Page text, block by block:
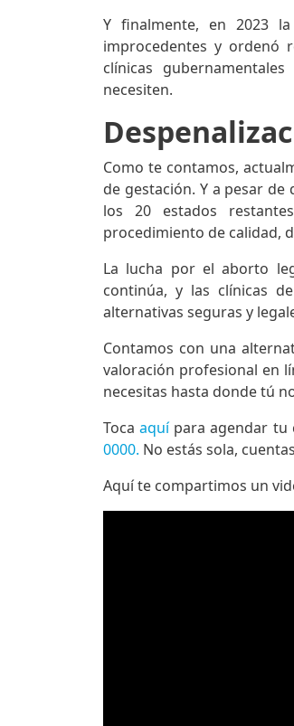
Y finalmente, en 2023
improcedentes y ordenó
clínicas
necesiten.
Como te contamos,
de gestación. Y a pesar
los 20 estados
procedimiento de calidad,
La lucha por el aborto
continúa, y las clínicas
alternativas seguras y
Contamos con una
valoración profesional en
necesitas hasta donde tú
Tocaaquípara agendar tu
0000. No estás sola,
Aquí te compartimos un